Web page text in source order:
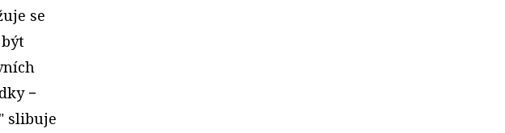
se
−
slibuje